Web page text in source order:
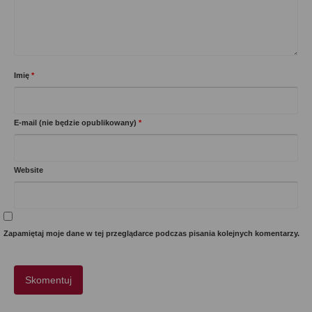
Imię *
E-mail (nie będzie opublikowany) *
Website
Zapamiętaj moje dane w tej przeglądarce podczas pisania kolejnych komentarzy.